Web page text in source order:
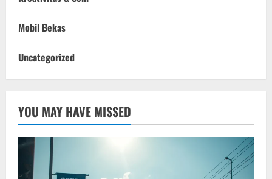
Mobil Bekas
Uncategorized
YOU MAY HAVE MISSED